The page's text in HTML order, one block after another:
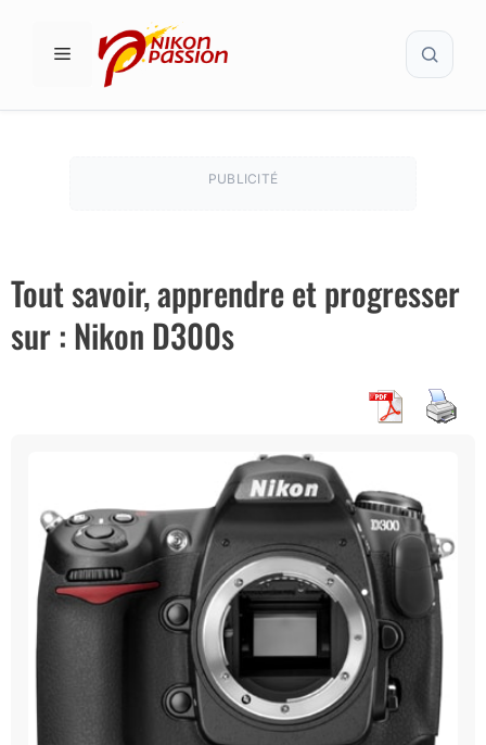
MENU
PUBLICITÉ
Tout savoir, apprendre et progresser
sur : Nikon D300s